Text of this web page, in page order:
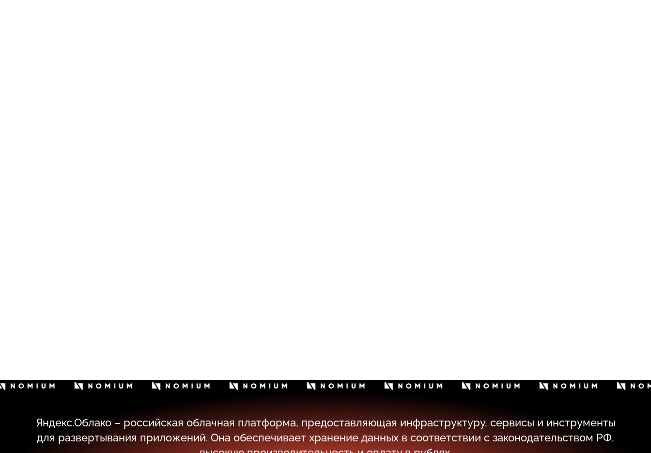
Яндекс.Облако – российская облачная платформа, предоставляющая инфраструктуру, сервисы и инструменты
для развертывания приложений. Она обеспечивает хранение данных в соответствии с законодательством РФ,